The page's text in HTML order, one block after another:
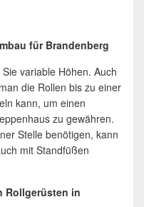
für Brandenberg
variable Höhen. Auch
die Rollen bis zu einer
kann, um einen
zu gewähren.
Stelle benötigen, kann
mit Standfüßen
Rollgerüsten in